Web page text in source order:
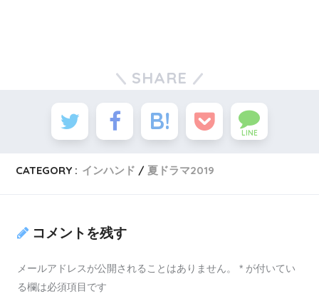
SHARE
LINE
CATEGORY : インハンド 夏ドラマ2019
コメントを残す
メールアドレスが公開されることはありません。 * が付いてい
る欄は必須項目です